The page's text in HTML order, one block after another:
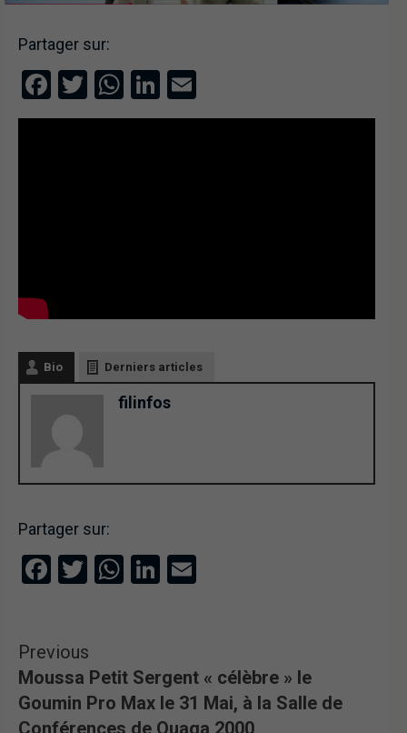
Partager sur:
Facebook
Twitter
WhatsApp
LinkedIn
Bio Derniers articles
filinfos
Partager sur:
Facebook
Twitter
WhatsApp
LinkedIn
Previous
Moussa Petit Sergent « célèbre » le
Goumin Pro Max le 31 Mai, à la Salle de
Conférences de Ouaga 2000